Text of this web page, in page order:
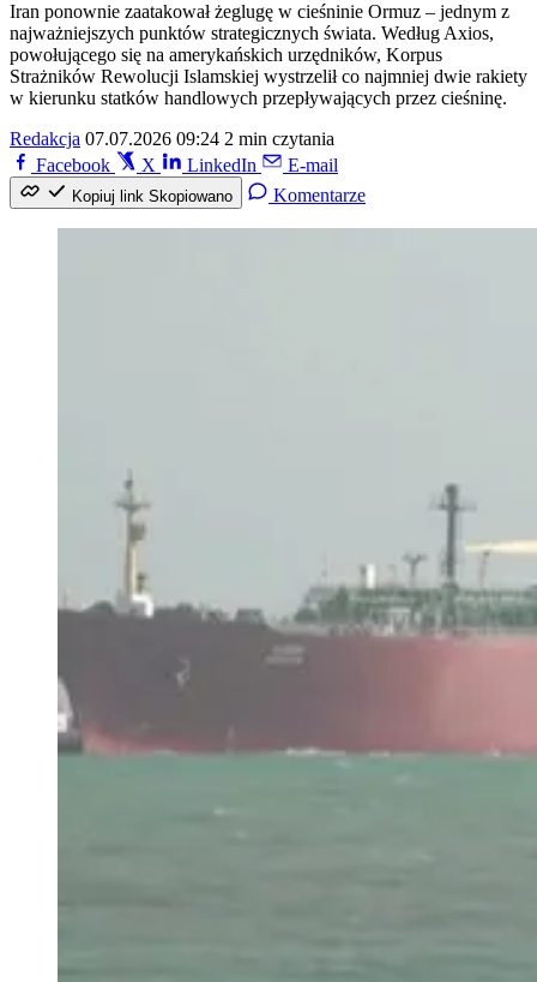
Iran ponownie zaatakował żeglugę w cieśninie Ormuz – jednym z
najważniejszych punktów strategicznych świata. Według Axios,
powołującego się na amerykańskich urzędników, Korpus
Strażników Rewolucji Islamskiej wystrzelił co najmniej dwie rakiety
w kierunku statków handlowych przepływających przez cieśninę.
Redakcja 07.07.2026 09:24 2 min czytania
Facebook
X LinkedIn E-mail
Kopiuj link Skopiowano Komentarze